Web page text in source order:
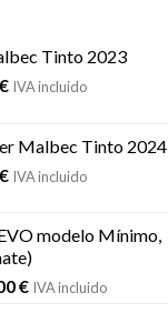
Tinto 2023
€El
es:
19,19 €.
IVA incluido
Malbec Tinto 2024
€El
es:
16,99 €.
IVA incluido
modelo Mínimo,
€ElIVA incluido